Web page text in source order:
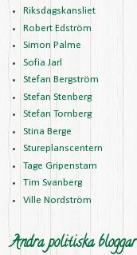
Riksdagskansliet
Robert Edström
Simon Palme
Sofia Jarl
Stefan Bergström
Stefan Stenberg
Stefan Tornberg
Stina Berge
Stureplanscentern
Tage Gripenstam
Tim Svanberg
Ville Nordström
Andra politiska bloggar